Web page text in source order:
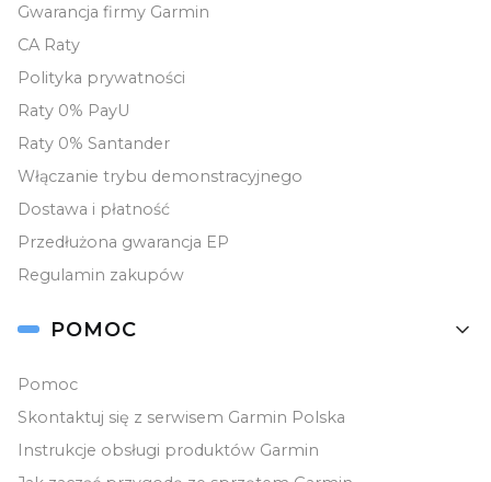
Gwarancja firmy Garmin
CA Raty
Polityka prywatności
Raty 0% PayU
Raty 0% Santander
Włączanie trybu demonstracyjnego
Dostawa i płatność
Przedłużona gwarancja EP
Regulamin zakupów
POMOC
Pomoc
Skontaktuj się z serwisem Garmin Polska
Instrukcje obsługi produktów Garmin